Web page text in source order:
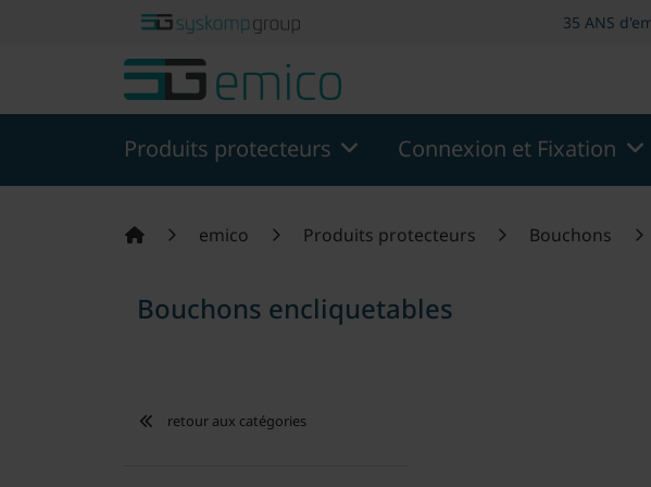
theme.modern::menu.screen_reader.skip_to_content 35 ANS
Produits protecteurs Connexion et Fixation
emico Produits protecteurs Bouchons
Bouchons encliquetables
retour aux catégories